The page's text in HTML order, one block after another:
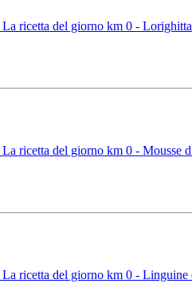
ricetta del giorno km 0 -
ricetta del giorno km 0 - Mousse
ricetta del giorno km 0 - Linguine